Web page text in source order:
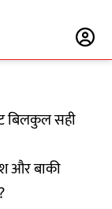
बिलकुल सही
और बाकी